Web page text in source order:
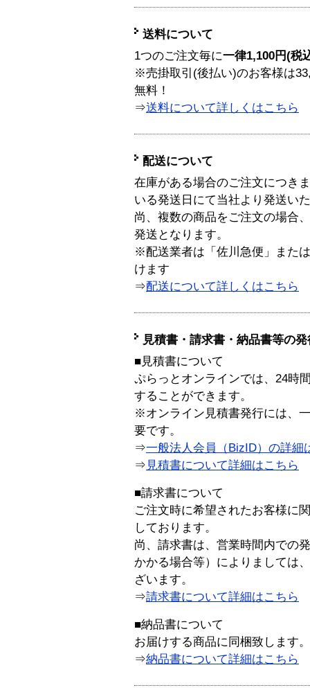
送料について
1つのご注文毎に一律1,100円(税
※売掛取引(後払い)のお客様は
無料！
⇒送料について詳しくはこちら
配送について
在庫がある場合のご注文につき
いる発送日にて当社より発送い
尚、複数の商品をご注文の場合
発送となります。
※配送業者は「佐川急便」また
けます
⇒配送について詳しくはこちら
見積書・請求書・納品書等の
■見積書について
ぷらっとオンラインでは、24時
することができます。
※オンライン見積書発行には、
要です。
⇒一般法人会員（BizID）の詳細
⇒ 見積書について詳細はこちら
■請求書について
ご注文時に希望されたお客様に
しております。
尚、請求書は、営業時間内での
かかる場合等）によりましては
ざいます。
⇒請求書について詳細はこちら
■納品書について
お届けする商品に同梱致します。
⇒納品書について詳細はこちら